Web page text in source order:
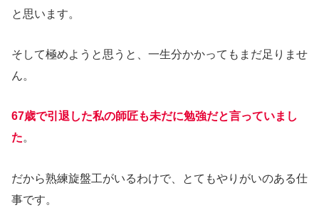
と思います。
そして極めようと思うと、一生分かかってもまだ足りませ
ん。
67歳で引退した私の師匠も未だに勉強だと言っていまし
た。
だから熟練旋盤工がいるわけで、とてもやりがいのある仕
事です。